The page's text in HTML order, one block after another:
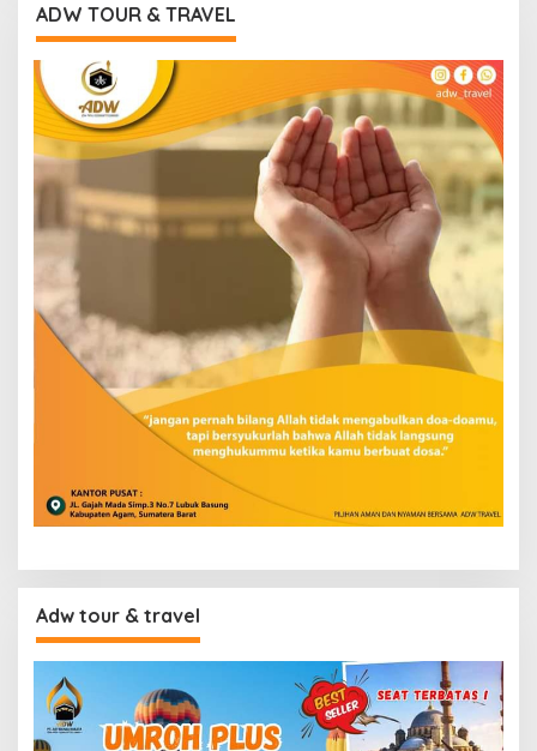
ADW TOUR & TRAVEL
Adw tour & travel